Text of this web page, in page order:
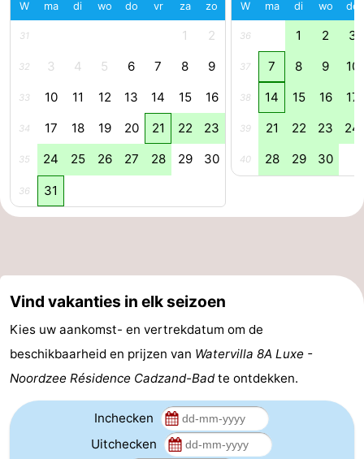
Reisboekenwinkel
Nieuws
Route
Parkeren
Medische
-
Domburg
-
W ma di wo do vr za zo
31 1 2
32 3 4 5 6 7 8 9
33 10 11 12 13 14 15 16
34 17 18 19 20 21 22 23
35 24 25 26 27 28 29 30
36 31
W ma di wo do
36 1 2 3
37 7 8 9 10
38 14 15 16 17
39 21 22 23 24
40 28 29 30
Vind vakanties in elk seizoen
Kies uw aankomst- en vertrekdatum om de
beschikbaarheid en prijzen van Watervilla 8A Luxe -
Noordzee Résidence Cadzand-Badte ontdekken.
Inchecken
Uitchecken